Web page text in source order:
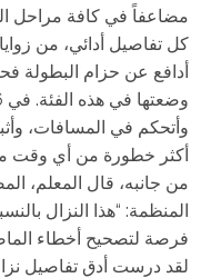
مضاعفاً في كافة مراحل
كل تفاصيل أدائي، من زوايا
أدافع عن حزام البطولة
وأتحكم في المسافات،
أكثر خطورة من أي وقت
من جانبه، قال المعلم،
المنظمة: “هذا النزال
فرصة لتصحيح أخطاء
لقد درست أدق تفاصيل